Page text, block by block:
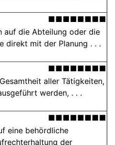
■■■■■■■■
auf die Abteilung oder die
direkt mit der Planung . . .
■■■■■■■■
aller Tätigkeiten,
werden, . . .
■■■■■■■■
eine behördliche
der